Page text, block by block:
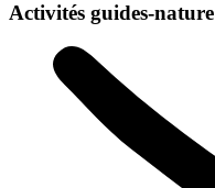
Activités guides-nature